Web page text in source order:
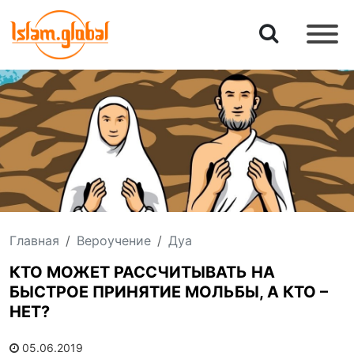
Главная Вероучение Дуа
КТО МОЖЕТ РАССЧИТЫВАТЬ НА
БЫСТРОЕ ПРИНЯТИЕ МОЛЬБЫ, А КТО –
НЕТ?
05.06.2019